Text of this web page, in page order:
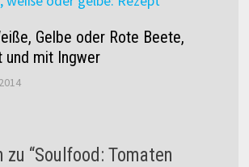
Gelbe oder Rote Beete,
und mit Ingwer
zu “Soulfood: Tomaten